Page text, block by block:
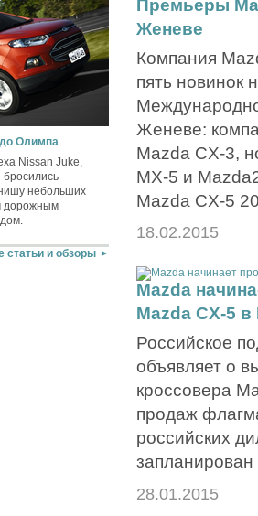
до Олимпа
Nissan Juke,
бросились
небольших
дорожным
статьи и обзоры
Премьеры
Женеве
Компания
пять новинок
Женеве:
Mazda CX-3,
MX-5 и
Mazda CX-5
18.02.2015
Mazda
Mazda CX-5
Российское
объявляет о
кроссовера
продаж
российских
28.01.2015